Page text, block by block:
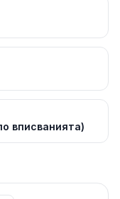
вписванията)